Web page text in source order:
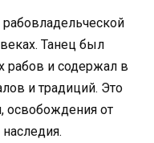
Танец был
рабов и содержал в
и традиций. Это
освобождения от